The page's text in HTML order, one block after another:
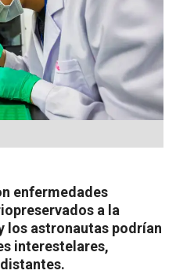
enfermedades
a la
los astronautas podrían
interestelares,